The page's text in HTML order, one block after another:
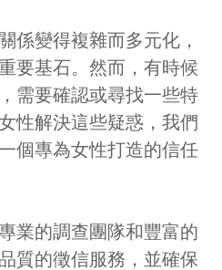
係變得複雜而多元化，
要基石。然而，有時候
需要確認或尋找一些特
性解決這些疑惑，我們
個專為女性打造的信任
業的調查團隊和豐富的
質的徵信服務，並確保